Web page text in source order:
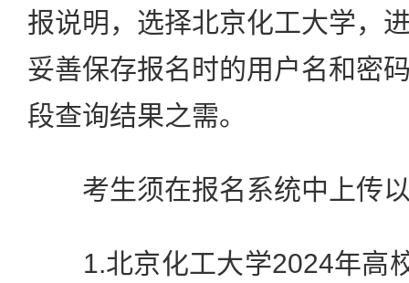
报说明，选择北京化工大学，
妥善保存报名时的用户名和密
段查询结果之需。
考生须在报名系统中上传以
1.北京化工大学2024年高校